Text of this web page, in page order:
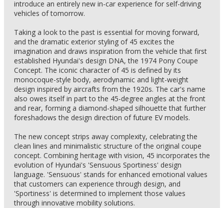
introduce an entirely new in-car experience for self-driving
vehicles of tomorrow.
Taking a look to the past is essential for moving forward,
and the dramatic exterior styling of 45 excites the
imagination and draws inspiration from the vehicle that first
established Hyundai's design DNA, the 1974 Pony Coupe
Concept. The iconic character of 45 is defined by its
monocoque-style body, aerodynamic and light-weight
design inspired by aircrafts from the 1920s. The car's name
also owes itself in part to the 45-degree angles at the front
and rear, forming a diamond-shaped silhouette that further
foreshadows the design direction of future EV models.
The new concept strips away complexity, celebrating the
clean lines and minimalistic structure of the original coupe
concept. Combining heritage with vision, 45 incorporates the
evolution of Hyundai's 'Sensuous Sportiness' design
language. 'Sensuous' stands for enhanced emotional values
that customers can experience through design, and
'Sportiness' is determined to implement those values
through innovative mobility solutions.